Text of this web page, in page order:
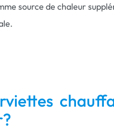
source de chaleur